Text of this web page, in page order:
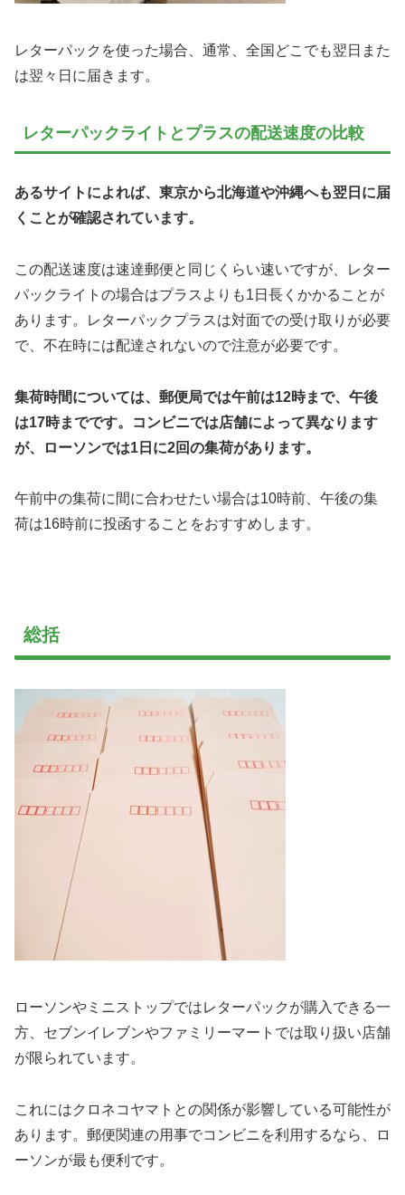
レターパックを使った場合、通常、全国どこでも翌日また
は翌々日に届きます。
レターパックライトとプラスの配送速度の比較
あるサイトによれば、東京から北海道や沖縄へも翌日に届
くことが確認されています。
この配送速度は速達郵便と同じくらい速いですが、レター
パックライトの場合はプラスよりも1日長くかかることが
あります。レターパックプラスは対面での受け取りが必要
で、不在時には配達されないので注意が必要です。
集荷時間については、郵便局では午前は12時まで、午後
は17時までです。コンビニでは店舗によって異なります
が、ローソンでは1日に2回の集荷があります。
午前中の集荷に間に合わせたい場合は10時前、午後の集
荷は16時前に投函することをおすすめします。
総括
ローソンやミニストップではレターパックが購入できる一
方、セブンイレブンやファミリーマートでは取り扱い店舗
が限られています。
これにはクロネコヤマトとの関係が影響している可能性が
あります。郵便関連の用事でコンビニを利用するなら、ロ
ーソンが最も便利です。